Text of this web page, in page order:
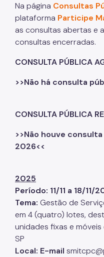
Na página Consultas
plataforma Participe
as consultas abertas e
consultas encerradas.
CONSULTA PÚBLICA
>>Não há consulta
CONSULTA PÚBLICA
>>Não houve
2026<<
2025
Período: 11/11 a 18/11/
Tema: Gestão de
em 4 (quatro) lotes,
unidades fixas e
SP
Local: E-mail